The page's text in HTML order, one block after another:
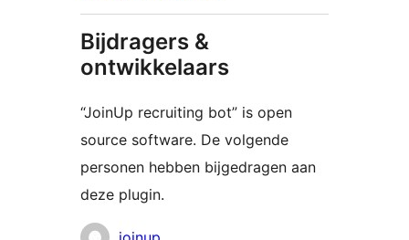
Bijdragers &
ontwikkelaars
“JoinUp recruiting bot” is open
source software. De volgende
personen hebben bijgedragen aan
deze plugin.
Bijdragers